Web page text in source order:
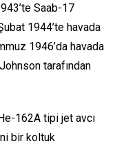
Saab-17
1944’te havada
1946’da havada
tarafından
162A tipi jet avcı
bir koltuk